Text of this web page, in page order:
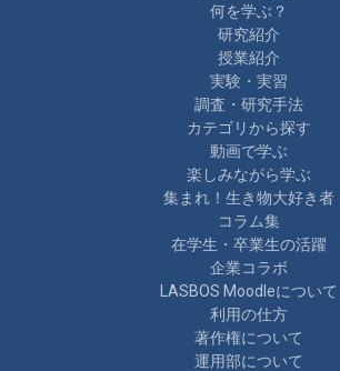
何を学ぶ？
研究紹介
授業紹介
実験・実習
調査・研究手法
カテゴリから探す
動画で学ぶ
楽しみながら学ぶ
集まれ！生き物大好き者
コラム集
在学生・卒業生の活躍
企業コラボ
LASBOS Moodleについて
利用の仕方
著作権について
運用部について